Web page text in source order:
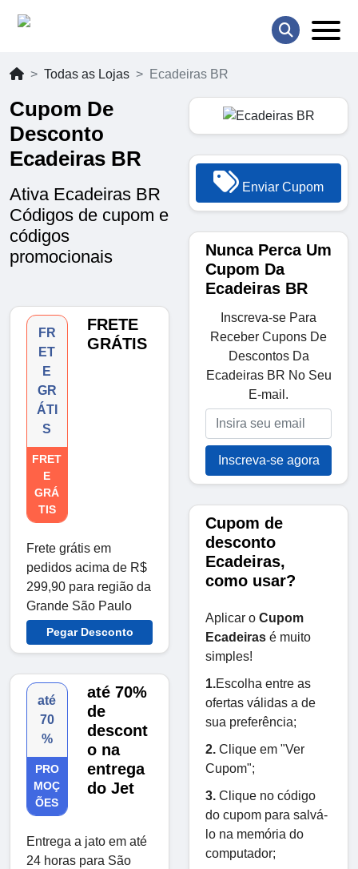
Todas as Lojas Ecadeiras BR
Cupom De
Desconto
Ecadeiras BR
Ativa Ecadeiras BR
Códigos de cupom e
códigos
promocionais
FR
ET
E
GR
ÁTI
S
FRET
E
GRÁ
TIS
FRETE
GRÁTIS
Frete grátis em
pedidos acima de R$
299,90 para região da
Grande São Paulo
Pegar Desconto
até
70
%
PRO
MOÇ
ÕES
até 70%
de
descont
o na
entrega
do Jet
Entrega a jato em até
24 horas para São
Enviar Cupom
Nunca Perca Um
Cupom Da
Ecadeiras BR
Inscreva-se Para
Receber Cupons De
Descontos Da
Ecadeiras BR No Seu
E-mail.
Inscreva-se agora
Cupom de
desconto
Ecadeiras,
como usar?
Aplicar o Cupom
Ecadeiras é muito
simples!
1.Escolha entre as
ofertas válidas a de
sua preferência;
2. Clique em "Ver
Cupom";
3. Clique no código
do cupom para salvá-
lo na memória do
computador;